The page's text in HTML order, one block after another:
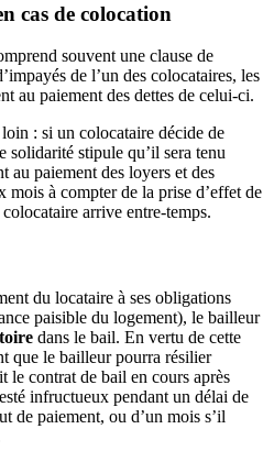
cas de colocation
souvent une clause de
de l’un des colocataires, les
au paiement des dettes de celui-ci.
: si un colocataire décide de
solidarité stipule qu’il sera tenu
au paiement des loyers et des
mois à compter de la prise d’effet de
arrive entre-temps.
du locataire à ses obligations
paisible du logement), le bailleur
dans le bail. En vertu de cette
que le bailleur pourra résilier
le contrat de bail en cours après
infructueux pendant un délai de
de paiement, ou d’un mois s’il